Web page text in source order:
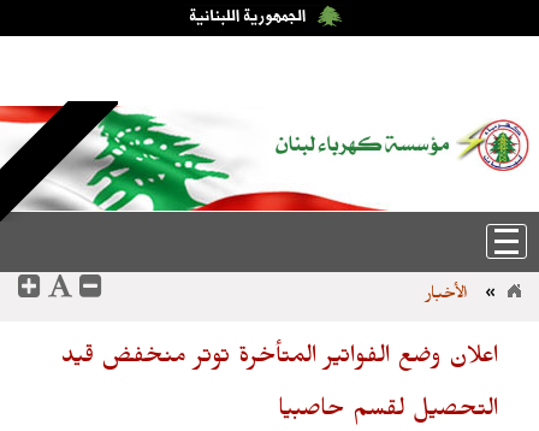
» الأخبار
اعلان وضع الفواتير المتأخرة توتر منخفض قيد
التحصيل لقسم حاصبيا